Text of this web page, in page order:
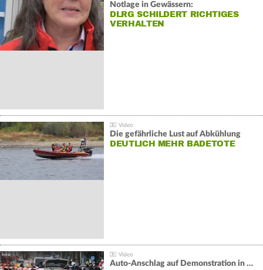
Notlage in Gewässern:
DLRG SCHILDERT RICHTIGES
VERHALTEN
Die gefährliche Lust auf Abkühlung
DEUTLICH MEHR BADETOTE
Auto-Anschlag auf Demonstration in München: